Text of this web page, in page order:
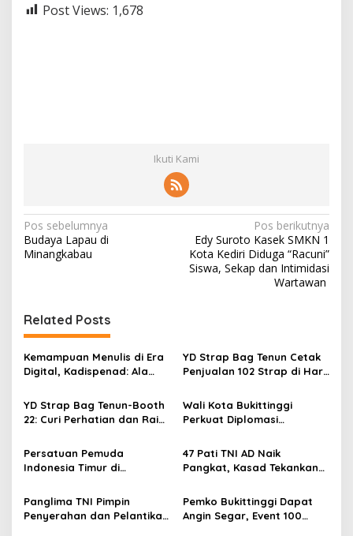
Post Views: 1,678
Ikuti Kami
N
a
g
a
s
p
o
s
Pos sebelumnya
Budaya Lapau di
Minangkabau
Pos berikutnya
Edy Suroto Kasek SMKN 1
Kota Kediri Diduga “Racuni”
Siswa, Sekap dan Intimidasi
Wartawan
Related Posts
Kemampuan Menulis di Era
Digital, Kadispenad: Ala
YD Strap Bag Tenun Cetak
Penjualan 102 Strap di Hari
2026, Bukti Wastra
Nusantara Kian Digemari
YD Strap Bag Tenun-Booth
22: Curi Perhatian dan Raih
Memandang Wastra
dengan Citra Nan Anggun
Wali Kota Bukittinggi
Perkuat Diplomasi
Dubes Belanda dan Jerman
Sukseskan 100 Tahun Jam
Gadang
Persatuan Pemuda
Indonesia Timur di
Bertajuk “Torang Samua
Basudara”
47 Pati TNI AD Naik
Pangkat, Kasad Tekankan
Adaptasi
Panglima TNI Pimpin
Penyerahan dan Pelantikan
Pemko Bukittinggi Dapat
Angin Segar, Event 100